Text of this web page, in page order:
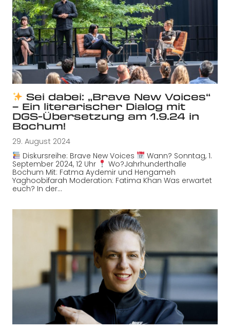
Sei dabei: „Brave New Voices“
– Ein literarischer Dialog mit
DGS-Übersetzung am 1.9.24 in
Bochum!
29. August 2024
Diskursreihe: Brave New Voices
Wann? Sonntag, 1.
September 2024, 12 Uhr
Wo?Jahrhunderthalle
Bochum Mit: Fatma Aydemir und Hengameh
Yaghoobifarah Moderation: Fatima Khan Was erwartet
euch? In der…